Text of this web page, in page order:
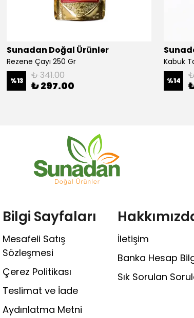
Sunadan Doğal Ürünler
Rezene Çayı 250 Gr
%13 ₺ 341.00
₺ 297.00
Kabuk
%14
Bilgi Sayfaları
Mesafeli Satış
Sözleşmesi
Çerez Politikası
Teslimat ve İade
Aydınlatma Metni
İletişim
Banka Hesap
Sık Sorulan